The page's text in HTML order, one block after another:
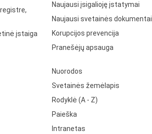
įstaiga
Naujausi įsigalioję įstatymai
Naujausi svetainės dokumentai
Korupcijos prevencija
Pranešėjų apsauga
Nuorodos
Svetainės žemėlapis
Rodyklė (A - Z)
Paieška
Intranetas